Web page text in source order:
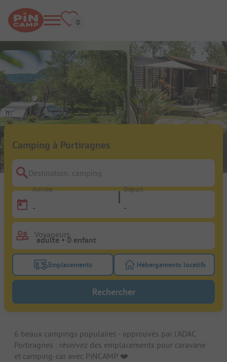
Camping à Portiragnes
Destination, camping
Arrivée
-
Départ
-
Voyageurs
Activez le bouton de filtre emplacements pour
Emplacements Activez le bouton
Hébergements locatifs
Rechercher
6 beaux campings populaires - approuvés par l'ADAC.
Portiragnes : réservez des emplacements pour caravane
et camping-car avec PiNCAMP. ❤️️